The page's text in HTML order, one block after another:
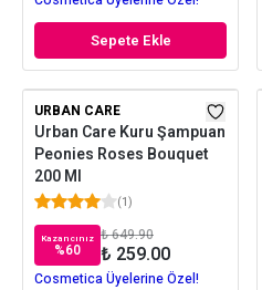
Sepete Ekle
URBAN CARE
Urban Care Kuru Şampuan
Peonies Roses Bouquet
200 Ml
(1)
Kazancınız
%60
₺ 649.90
₺ 259.00
Cosmetica Üyelerine Özel!